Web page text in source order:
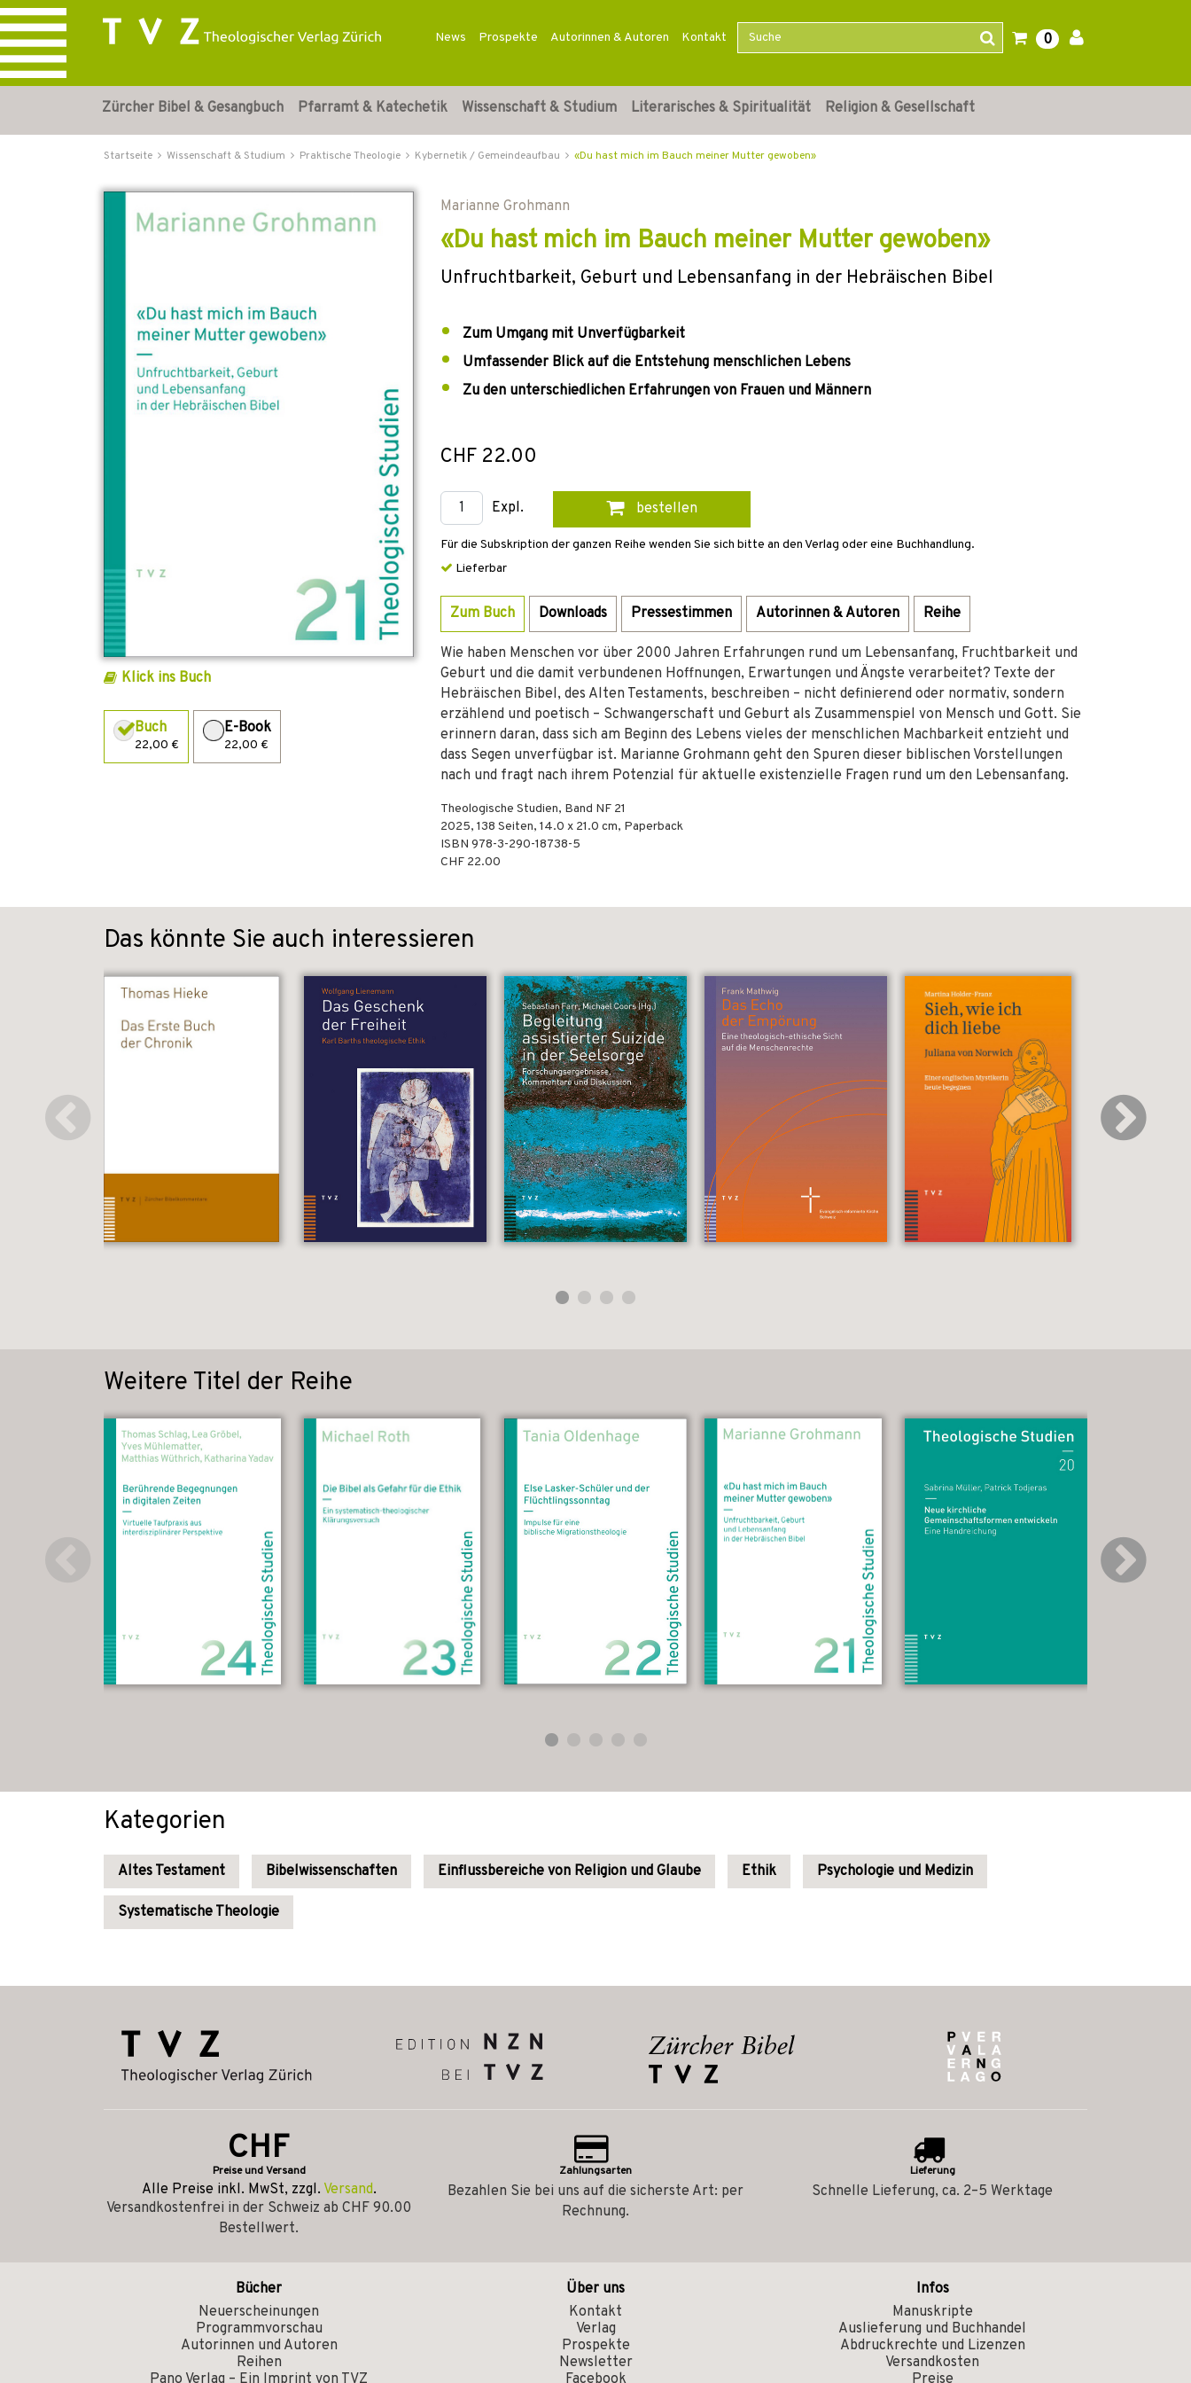
News Prospekte Autorinnen & Autoren Kontakt 0
Zürcher Bibel & Gesangbuch Pfarramt & Katechetik Wissenschaft & Studium Literarisches & Spiritualität Religion & Gesellschaft
Startseite Wissenschaft & Studium Praktische Theologie Kybernetik / Gemeindeaufbau «Du hast mich im Bauch meiner Mutter gewoben»
Klick ins Buch
Buch
22,00 €
E-Book
22,00 €
Marianne Grohmann
«Du hast mich im Bauch meiner Mutter gewoben»
Unfruchtbarkeit, Geburt und Lebensanfang in der Hebräischen Bibel
Zum Umgang mit Unverfügbarkeit
Umfassender Blick auf die Entstehung menschlichen Lebens
Zu den unterschiedlichen Erfahrungen von Frauen und Männern
CHF 22.00
Expl. bestellen
Für die Subskription der ganzen Reihe wenden Sie sich bitte an den Verlag oder eine Buchhandlung.
Lieferbar
Zum Buch Downloads Pressestimmen Autorinnen & Autoren Reihe
Wie haben Menschen vor über 2000 Jahren Erfahrungen rund um Lebensanfang, Fruchtbarkeit und
Geburt und die damit verbundenen Hoffnungen, Erwartungen und Ängste verarbeitet? Texte der
Hebräischen Bibel, des Alten Testaments, beschreiben – nicht definierend oder normativ, sondern
erzählend und poetisch – Schwangerschaft und Geburt als Zusammenspiel von Mensch und Gott. Sie
erinnern daran, dass sich am Beginn des Lebens vieles der menschlichen Machbarkeit entzieht und
dass Segen unverfügbar ist. Marianne Grohmann geht den Spuren dieser biblischen Vorstellungen
nach und fragt nach ihrem Potenzial für aktuelle existenzielle Fragen rund um den Lebensanfang.
Theologische Studien, Band NF 21
2025, 138 Seiten, 14.0 x 21.0 cm, Paperback
ISBN 978-3-290-18738-5
CHF 22.00
Das könnte Sie auch interessieren
Weitere Titel der Reihe
Kategorien
Altes Testament Bibelwissenschaften Einflussbereiche von Religion und Glaube Ethik Psychologie und Medizin
Systematische Theologie
CHF
Preise und Versand
Alle Preise inkl. MwSt, zzgl. Versand.
Versandkostenfrei in der Schweiz ab CHF 90.00
Bestellwert.
Zahlungsarten
Bezahlen Sie bei uns auf die sicherste Art: per
Rechnung.
Lieferung
Schnelle Lieferung, ca. 2–5 Werktage
Bücher
Neuerscheinungen
Programmvorschau
Autorinnen und Autoren
Reihen
Pano Verlag – Ein Imprint von TVZ
Über uns
Kontakt
Verlag
Prospekte
Newsletter
Facebook
Infos
Manuskripte
Auslieferung und Buchhandel
Abdruckrechte und Lizenzen
Versandkosten
Preise